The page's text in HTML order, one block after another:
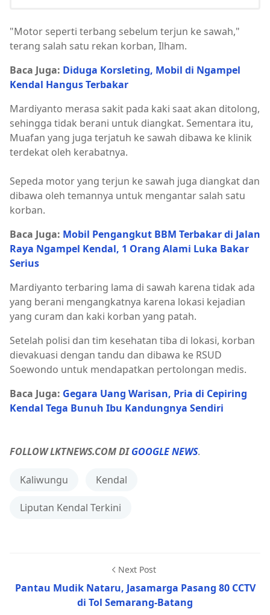
"Motor seperti terbang sebelum terjun ke sawah,"
terang salah satu rekan korban, Ilham.
Baca Juga: Diduga Korsleting, Mobil di Ngampel
Kendal Hangus Terbakar
Mardiyanto merasa sakit pada kaki saat akan ditolong,
sehingga tidak berani untuk diangkat. Sementara itu,
Muafan yang juga terjatuh ke sawah dibawa ke klinik
terdekat oleh kerabatnya.
Sepeda motor yang terjun ke sawah juga diangkat dan
dibawa oleh temannya untuk mengantar salah satu
korban.
Baca Juga: Mobil Pengangkut BBM Terbakar di Jalan
Raya Ngampel Kendal, 1 Orang Alami Luka Bakar
Serius
Mardiyanto terbaring lama di sawah karena tidak ada
yang berani mengangkatnya karena lokasi kejadian
yang curam dan kaki korban yang patah.
Setelah polisi dan tim kesehatan tiba di lokasi, korban
dievakuasi dengan tandu dan dibawa ke RSUD
Soewondo untuk mendapatkan pertolongan medis.
Baca Juga: Gegara Uang Warisan, Pria di Cepiring
Kendal Tega Bunuh Ibu Kandungnya Sendiri
FOLLOW LKTNEWS.COM DIGOOGLE NEWS.
Kaliwungu Kendal
Liputan Kendal Terkini
Next Post
Pantau Mudik Nataru, Jasamarga Pasang 80 CCTV
di Tol Semarang-Batang